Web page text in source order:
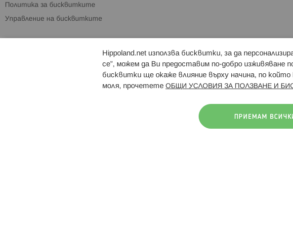
Политика за бисквитките
Управление на бисквитките
Брошури Магазини Свързани
Hippoland.net използва бисквитки, за да
се”, можем да Ви предоставим по-добро изживяване
бисквитки ще окаже влияние върху начина, по
моля, прочетете ОБЩИ УСЛОВИЯ ЗА ПОЛЗВАНЕ И
ПРИЕМАМ